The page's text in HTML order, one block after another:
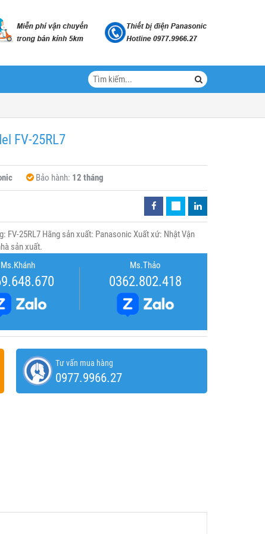
FV-25RL7
Bảo hành: 12 tháng
FV-25RL7 Hãng sản xuất: Panasonic Xuất xứ: Nhật Vận
sản xuất.
Ms.Khánh Ms.Thảo
0362.802.418
Tư vấn mua hàng
0977.9966.27